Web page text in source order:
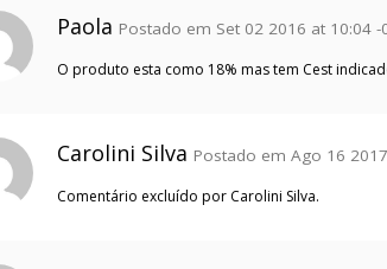
Paola Postado em Set 02 2016 at 10:04 -
O produto esta como 18% mas tem Cest
Carolini Silva Postado em Ago 16
Comentário excluído por Carolini Silva.